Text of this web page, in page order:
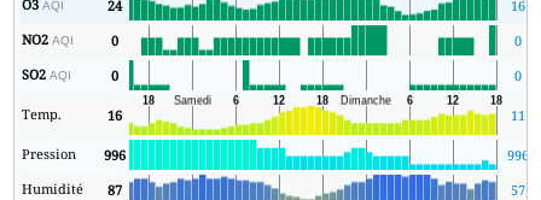
O3AQI 24
16
NO2AQI 0
0
SO2AQI 0 0
Temp. 16 11
Pression 996 996
Humidité
87 57